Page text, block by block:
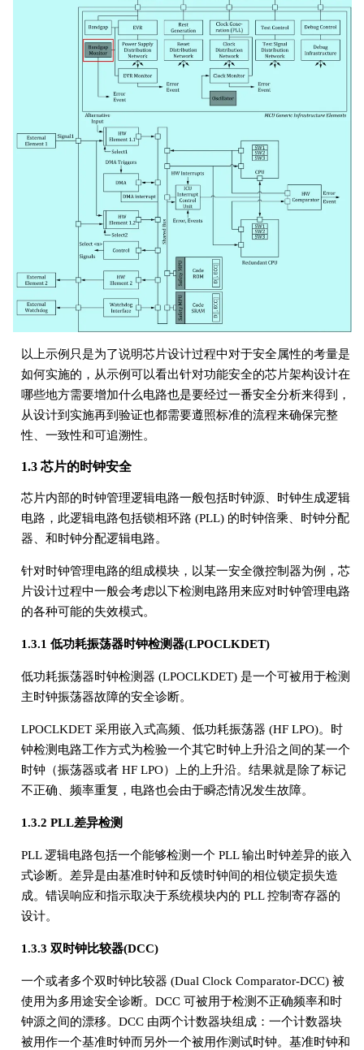
以上示例只是为了说明芯片设计过程中对于安全属性的考量是
如何实施的，从示例可以看出针对功能安全的芯片架构设计在
哪些地方需要增加什么电路也是要经过一番安全分析来得到，
从设计到实施再到验证也都需要遵照标准的流程来确保完整
性、一致性和可追溯性。
1.3 芯片的时钟安全
芯片内部的时钟管理逻辑电路一般包括时钟源、时钟生成逻辑
电路，此逻辑电路包括锁相环路 (PLL) 的时钟倍乘、时钟分配
器、和时钟分配逻辑电路。
针对时钟管理电路的组成模块，以某一安全微控制器为例，芯
片设计过程中一般会考虑以下检测电路用来应对时钟管理电路
的各种可能的失效模式。
1.3.1 低功耗振荡器时钟检测器(LPOCLKDET)
低功耗振荡器时钟检测器 (LPOCLKDET) 是一个可被用于检测
主时钟振荡器故障的安全诊断。
LPOCLKDET 采用嵌入式高频、低功耗振荡器 (HF LPO)。时
钟检测电路工作方式为检验一个其它时钟上升沿之间的某一个
时钟（振荡器或者 HF LPO）上的上升沿。结果就是除了标记
不正确、频率重复，电路也会由于瞬态情况发生故障。
1.3.2 PLL差异检测
PLL 逻辑电路包括一个能够检测一个 PLL 输出时钟差异的嵌入
式诊断。差异是由基准时钟和反馈时钟间的相位锁定损失造
成。错误响应和指示取决于系统模块内的 PLL 控制寄存器的
设计。
1.3.3 双时钟比较器(DCC)
一个或者多个双时钟比较器 (Dual Clock Comparator-DCC) 被
使用为多用途安全诊断。DCC 可被用于检测不正确频率和时
钟源之间的漂移。DCC 由两个计数器块组成：一个计数器块
被用作一个基准时钟而另外一个被用作测试时钟。基准时钟和